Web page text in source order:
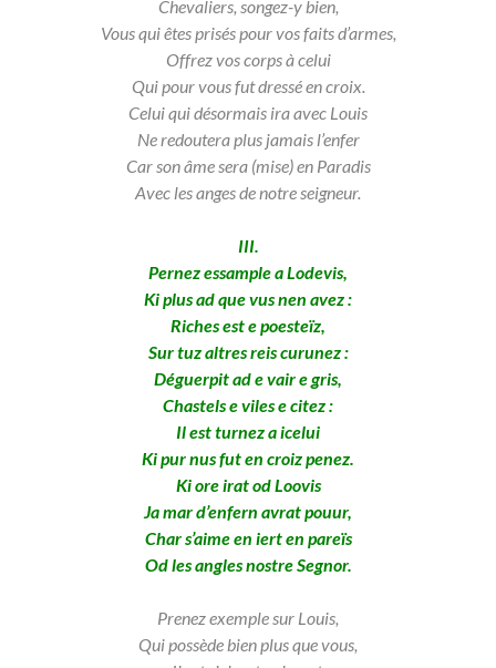
Chevaliers, songez-y bien,
Vous qui êtes prisés pour vos faits d’armes,
Offrez vos corps à celui
Qui pour vous fut dressé en croix.
Celui quidésormais ira avec Louis
Ne redoutera plus jamais l’enfer
Car son âme sera (mise) en Paradis
Avec les anges de notre seigneur.
III.
Pernez essample a Lodevis,
Ki plus ad que vus nen avez :
Riches est e poesteïz,
Sur tuz altres reis curunez :
Déguerpit ad e vair e gris,
Chastels e viles e citez :
Il est turnez a icelui
Ki pur nus fut en croiz penez.
Ki ore irat od Loovis
Ja mar d’enfern avrat pouur,
Char s’aime en iert en pareïs
Od les angles nostre Segnor.
Prenez exemple sur Louis,
Qui possède bien plus que vous,